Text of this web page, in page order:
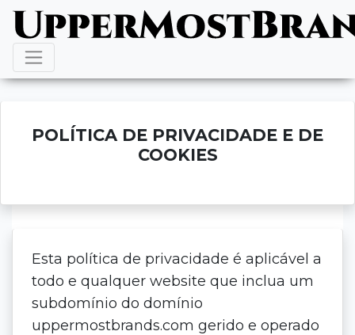
POLÍTICA DE PRIVACIDADE E DE
COOKIES
Esta política de privacidade é aplicável a
todo e qualquer website que inclua um
subdomínio do domínio
uppermostbrands.com gerido e operado